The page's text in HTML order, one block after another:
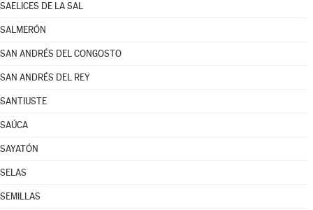
SAELICES DE LA SAL
SALMERÓN
SAN ANDRÉS DEL CONGOSTO
SAN ANDRÉS DEL REY
SANTIUSTE
SAÚCA
SAYATÓN
SELAS
SEMILLAS